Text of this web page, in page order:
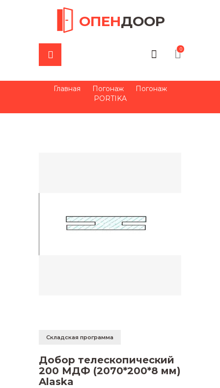
ОПЕНДООР
0
Главная Погонаж
Погонаж
PORTIKA
Складская программа
Добор телескопический
200 МДФ (2070*200*8 мм)
Alaska